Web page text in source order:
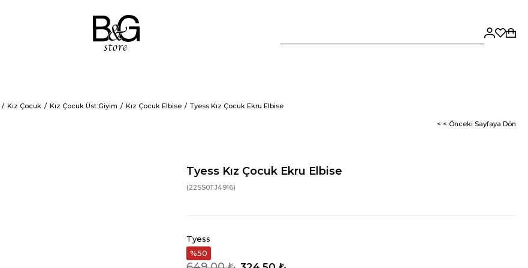
Kız Çocuk Kız Çocuk Üst Giyim Kız Çocuk Elbise Tyess Kız Çocuk Ekru Elbise
< < Önceki Sayfaya Dön
Tyess Kız Çocuk Ekru Elbise
(22SS0TJ4916)
Tyess
50